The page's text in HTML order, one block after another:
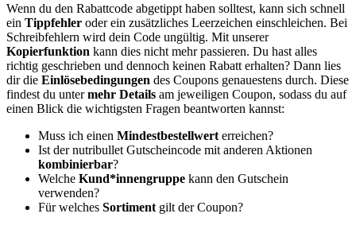
Wenn du den Rabattcode abgetippt haben solltest, kann sich schnell
ein Tippfehler oder ein zusätzliches Leerzeichen einschleichen. Bei
Schreibfehlern wird dein Code ungültig. Mit unserer
Kopierfunktion kann dies nicht mehr passieren. Du hast alles
richtig geschrieben und dennoch keinen Rabatt erhalten? Dann lies
dir die Einlösebedingungen des Coupons genauestens durch. Diese
findest du untermehr Details am jeweiligen Coupon, sodass du auf
einen Blick die wichtigsten Fragen beantworten kannst:
Muss ich einen Mindestbestellwert erreichen?
Ist der nutribullet Gutscheincode mit anderen Aktionen
kombinierbar?
Welche Kund*innengruppe kann den Gutschein
verwenden?
Für welches Sortiment gilt der Coupon?